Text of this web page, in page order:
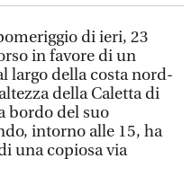
di ieri, 23
in favore di un
largo della costa nord-
della Caletta di
bordo del suo
intorno alle 15, ha
una copiosa via